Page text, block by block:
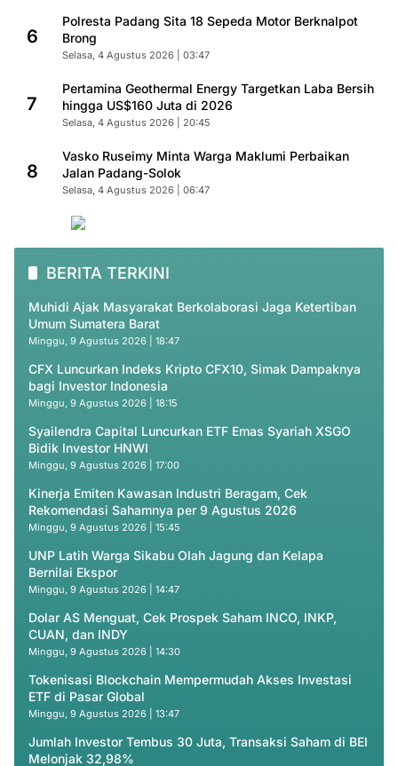
6
Polresta Padang Sita 18 Sepeda Motor Berknalpot
Brong
Selasa, 4 Agustus 2026 | 03:47
7
Pertamina Geothermal Energy Targetkan Laba Bersih
hingga US$160 Juta di 2026
Selasa, 4 Agustus 2026 | 20:45
8
Vasko Ruseimy Minta Warga Maklumi Perbaikan
Jalan Padang-Solok
Selasa, 4 Agustus 2026 | 06:47
BERITA TERKINI
Muhidi Ajak Masyarakat Berkolaborasi Jaga Ketertiban
Umum Sumatera Barat
Minggu, 9 Agustus 2026 | 18:47
CFX Luncurkan Indeks Kripto CFX10, Simak Dampaknya
bagi Investor Indonesia
Minggu, 9 Agustus 2026 | 18:15
Syailendra Capital Luncurkan ETF Emas Syariah XSGO
Bidik Investor HNWI
Minggu, 9 Agustus 2026 | 17:00
Kinerja Emiten Kawasan Industri Beragam, Cek
Rekomendasi Sahamnya per 9 Agustus 2026
Minggu, 9 Agustus 2026 | 15:45
UNP Latih Warga Sikabu Olah Jagung dan Kelapa
Bernilai Ekspor
Minggu, 9 Agustus 2026 | 14:47
Dolar AS Menguat, Cek Prospek Saham INCO, INKP,
CUAN, dan INDY
Minggu, 9 Agustus 2026 | 14:30
Tokenisasi Blockchain Mempermudah Akses Investasi
ETF di Pasar Global
Minggu, 9 Agustus 2026 | 13:47
Jumlah Investor Tembus 30 Juta, Transaksi Saham di BEI
Melonjak 32,98%